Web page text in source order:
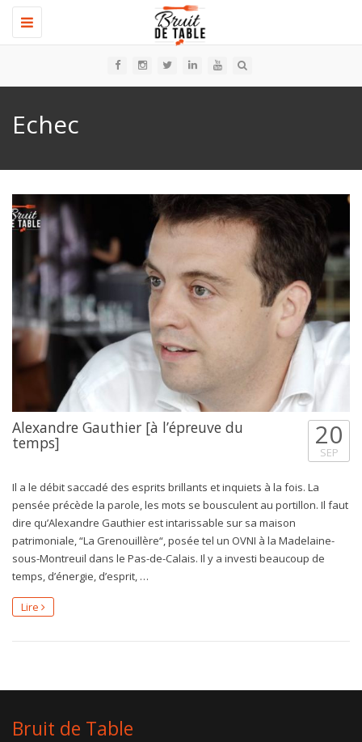
Toggle
navigation
Echec
Alexandre Gauthier [à l’épreuve du
temps] 20
SEP
Il a le débit saccadé des esprits brillants et inquiets à la fois. La
pensée précède la parole, les mots se bousculent au portillon. Il faut
dire qu’Alexandre Gauthier est intarissable sur sa maison
patrimoniale, “La Grenouillère“, posée tel un OVNI à la Madelaine-
sous-Montreuil dans le Pas-de-Calais. Il y a investi beaucoup de
temps, d’énergie, d’esprit, …
Lire
Bruit de Table